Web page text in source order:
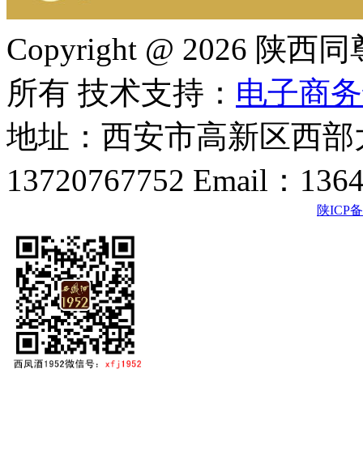
Copyright @ 2026 陕西
所有 技术支持： 电子商
地址：西安市高新区西
13720767752 Email：
陕ICP